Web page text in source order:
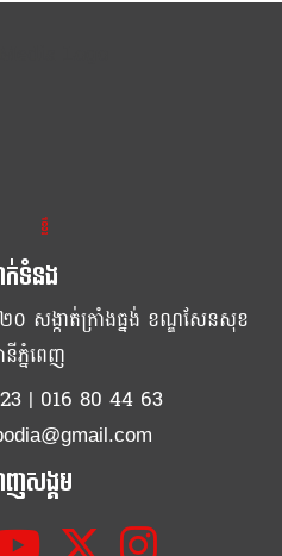
ខ្លឹម ខ្លី រហ័ស
ក់ទំនង
សង្កាត់ក្រាំងធ្នង់ ខណ្ឌសែនសុខ
នីភ្នំពេញ
| 016 80 44 63
ញសង្គម